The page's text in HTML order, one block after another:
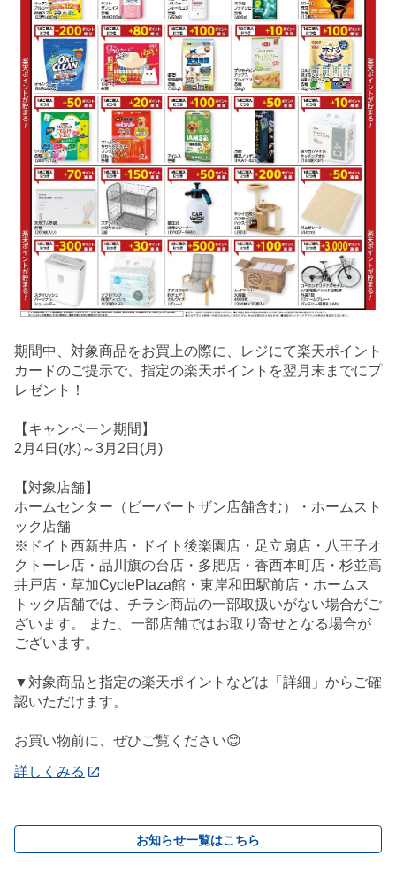
期間中、対象商品をお買上の際に、レジにて楽天ポイント
カードのご提示で、指定の楽天ポイントを翌月末までにプ
レゼント！
【キャンペーン期間】
2月4日(水)～3月2日(月)
【対象店舗】
ホームセンター（ビーバートザン店舗含む）・ホームスト
ック店舗
※ドイト西新井店・ドイト後楽園店・足立扇店・八王子オ
クトーレ店・品川旗の台店・多肥店・香西本町店・杉並高
井戸店・草加CyclePlaza館・東岸和田駅前店・ホームス
トック店舗では、チラシ商品の一部取扱いがない場合がご
ざいます。 また、一部店舗ではお取り寄せとなる場合が
ございます。
▼対象商品と指定の楽天ポイントなどは「詳細」からご確
認いただけます。
お買い物前に、ぜひご覧ください😊
詳しくみる
お知らせ一覧はこちら